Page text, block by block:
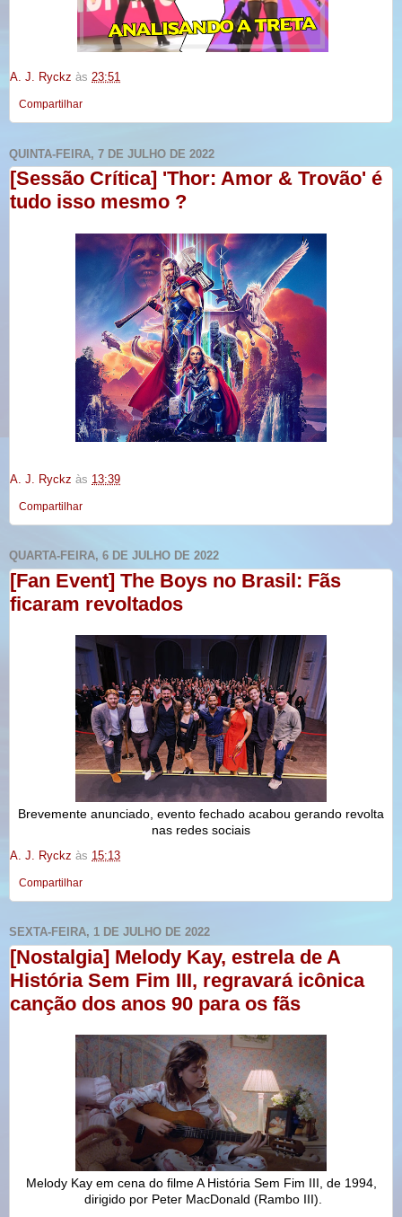
A. J. Ryckz às 23:51
Compartilhar
QUINTA-FEIRA, 7 DE JULHO DE 2022
[Sessão Crítica] 'Thor: Amor & Trovão' é
tudo isso mesmo ?
A. J. Ryckz às 13:39
Compartilhar
QUARTA-FEIRA, 6 DE JULHO DE 2022
[Fan Event] The Boys no Brasil: Fãs
ficaram revoltados
Brevemente anunciado, evento fechado acabou gerando revolta
nas redes sociais
A. J. Ryckz às 15:13
Compartilhar
SEXTA-FEIRA, 1 DE JULHO DE 2022
[Nostalgia] Melody Kay, estrela de A
História Sem Fim III, regravará icônica
canção dos anos 90 para os fãs
Melody Kay em cena do filme A História Sem Fim III, de 1994,
dirigido por Peter MacDonald (Rambo III).